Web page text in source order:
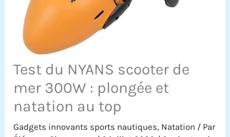
Test du NYANS scooter de
mer 300W : plongée et
natation au top
Gadgets innovants sports nautiques, Natation / Par